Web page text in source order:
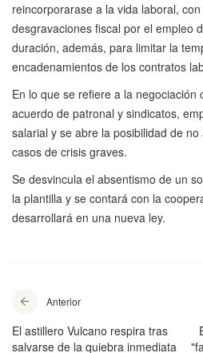
reincorporarase a la vida laboral,
desgravaciones fiscal por el empleo
duración, además, para limitar la
encadenamientos de los contratos
En lo que se refiere a la negociación
acuerdo de patronal y sindicatos,
salarial y se abre la posibilidad de
casos de crisis graves.
Se desvincula el absentismo de un
la plantilla y se contará con la
desarrollará en una nueva ley.
Anterior
El astillero Vulcano respira tras
salvarse de la quiebra inmediata